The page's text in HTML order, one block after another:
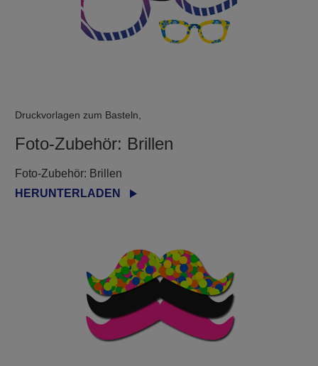
Druckvorlagen zum Basteln,
Foto-Zubehör: Brillen
Foto-Zubehör: Brillen
HERUNTERLADEN